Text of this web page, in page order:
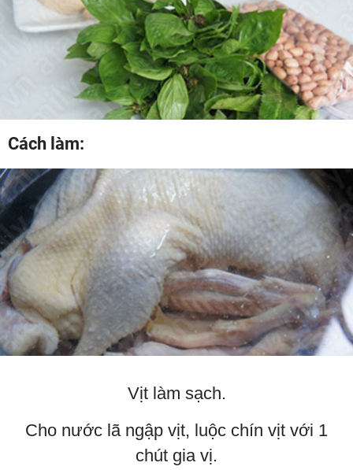
Cách làm:
Vịt làm sạch.
Cho nước lã ngập vịt, luộc chín vịt với 1
chút gia vị.